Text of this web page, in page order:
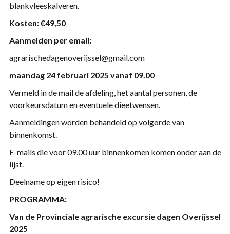
blankvleeskalveren.
Kosten: €49,50
Aanmelden per email:
agrarischedagenoverijssel@gmail.com
maandag 24 februari 2025 vanaf 09.00
Vermeld in de mail de afdeling, het aantal personen, de
voorkeursdatum en eventuele dieetwensen.
Aanmeldingen worden behandeld op volgorde van
binnenkomst.
E-mails die voor 09.00 uur binnenkomen komen onder aan de
lijst.
Deelname op eigen risico!
PROGRAMMA:
Van de Provinciale agrarische excursie dagen Overijssel
2025